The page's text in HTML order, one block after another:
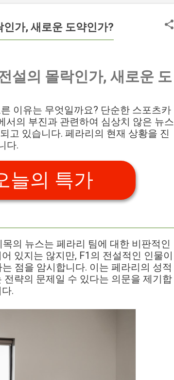
밍엄 시티의 크리스 데이비스 감독은 원정 경기에서
가, 새로운 도약인가?
설의 몰락인가, 새로운 도
이유는 무엇일까요? 단순한 스포츠카
서의 부진과 관련하여 심상치 않은 뉴스
고 있습니다. 페라리의 현재 상황을 진
다.
늘의 특가
의 뉴스는 페라리 팀에 대한 비판적인
있지는 않지만, F1의 전설적인 인물이
점을 암시합니다. 이는 페라리의 성적
략의 문제일 수 있다는 의문을 제기합
.